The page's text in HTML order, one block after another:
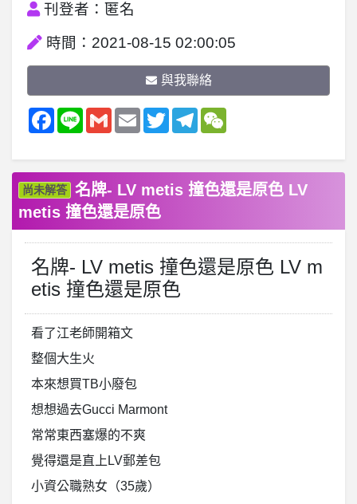
刊登者：匿名
時間：2021-08-15 02:00:05
與我聯絡
Facebook
Line GmailEmail TwitterTelegramWeChat
尚未解答
名牌- LV metis 撞色還是原色 LV
metis 撞色還是原色
名牌- LV metis 撞色還是原色 LV m
etis 撞色還是原色
看了江老師開箱文
整個大生火
本來想買TB小廢包
想想過去Gucci Marmont
常常東西塞爆的不爽
覺得還是直上LV郵差包
小資公職熟女（35歲）